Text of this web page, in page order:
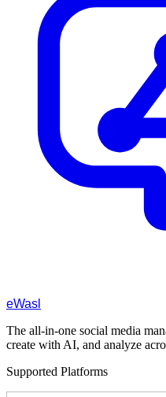
eWasl
The all-in-one social media
create with AI, and analyze
Supported Platforms